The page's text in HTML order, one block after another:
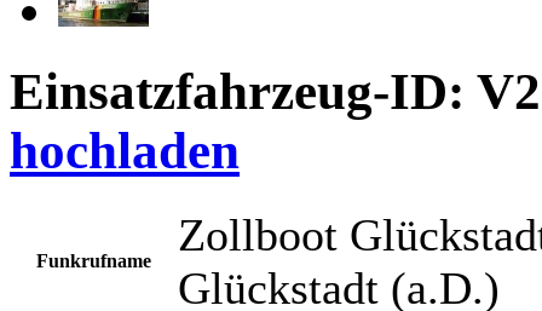
Einsatzfahrzeug-ID:
hochladen
Funkrufname
Zollboot
Glückstadt (a.D.)